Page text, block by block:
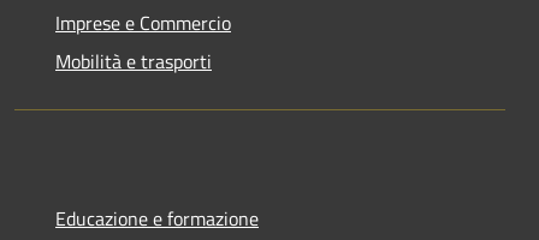
Imprese e Commercio
Mobilità e trasporti
Educazione e formazione